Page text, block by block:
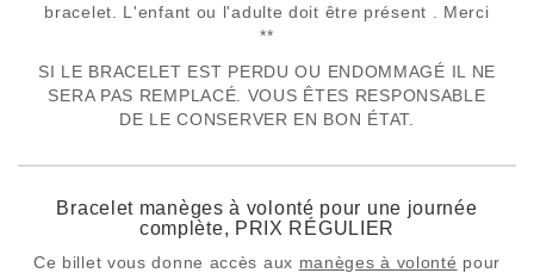
bracelet. L'enfant ou l'adulte doit être présent . Merci
**
SI LE BRACELET EST PERDU OU ENDOMMAGÉ IL NE
SERA PAS REMPLACÉ. VOUS ÊTES RESPONSABLE
DE LE CONSERVER EN BON ÉTAT.
Bracelet manèges à volonté pour une journée
complète, PRIX RÉGULIER
Ce billet vous donne accès aux manèges à volonté pour